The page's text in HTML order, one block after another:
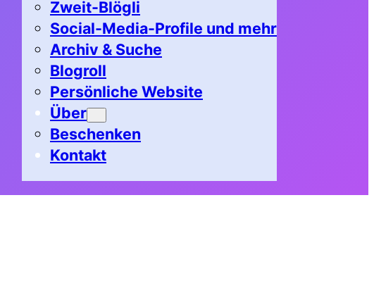
Zweit-Blögli
Social-Media-Profile und mehr
Archiv & Suche
Blogroll
Persönliche Website
Über
Beschenken
Kontakt